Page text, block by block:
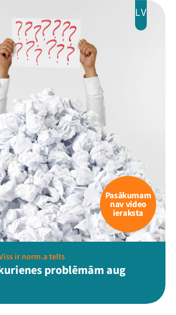
LV
Pasākumam
nav video
ieraksta
ir norm.a telts
problēmām aug